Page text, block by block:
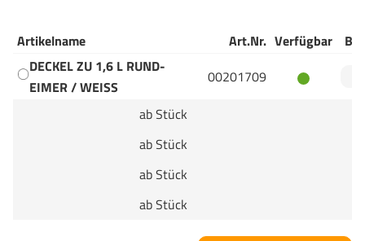
Artikelname Art.Nr. Verfügbar
DECKEL ZU 1,6 L RUND-
EIMER / WEISS
00201709
ab Stück
ab Stück
ab Stück
ab Stück